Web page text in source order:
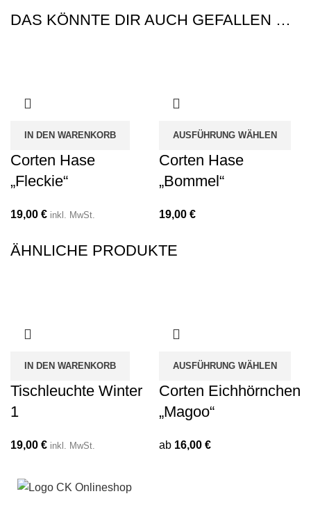
DAS KÖNNTE DIR AUCH GEFALLEN …
IN DEN WARENKORB
Corten Hase
„Fleckie“
19,00 € inkl. MwSt.
AUSFÜHRUNG WÄHLEN
Corten Hase
„Bommel“
19,00 €
ÄHNLICHE PRODUKTE
IN DEN WARENKORB
Tischleuchte Winter
1
19,00 € inkl. MwSt.
AUSFÜHRUNG WÄHLEN
Corten Eichhörnchen
„Magoo“
ab 16,00 €